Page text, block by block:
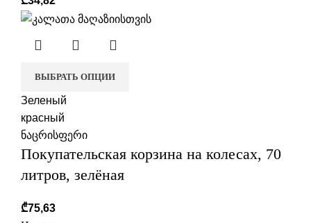
ВЫБРАТЬ ОПЦИИ
Зеленый
красный
ნაცრისფერი
Покупательская корзина на колесах, 70
литров, зелёная
₾75,63